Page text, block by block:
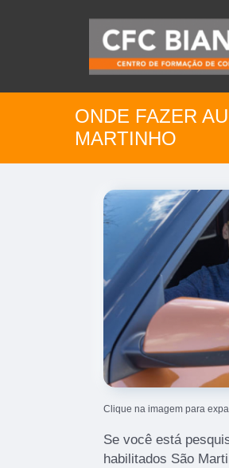
ONDE FAZER
MARTINHO
Clique na imagem para
Se você está
habilitados São